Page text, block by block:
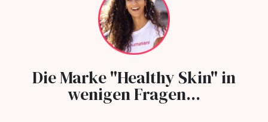
Die Marke "Healthy Skin" in
wenigen Fragen...